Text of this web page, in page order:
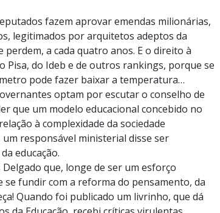
fazem aprovar emendas milionárias,
legitimados por arquitetos adeptos da
a cada quatro anos. E o direito à
Pisa, do Ideb e de outros rankings, porque se
pode fazer baixar a temperatura…
optam por escutar o conselho de
que um modelo educacional concebido no
à complexidade da sociedade
responsável ministerial disse ser
educação.
que, longe de ser um esforço
fundir com a reforma do pensamento, da
Quando foi publicado um livrinho, que dá